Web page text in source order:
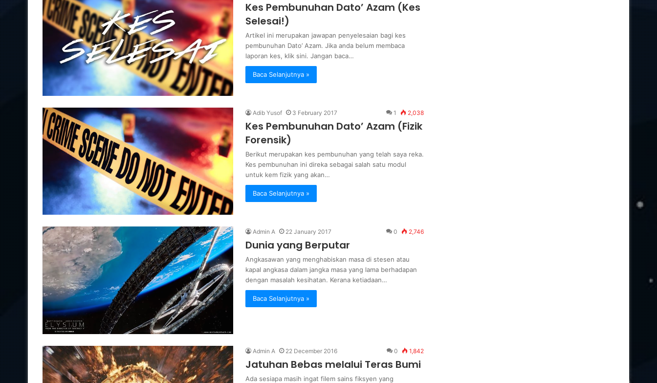
Kes Pembunuhan Dato’ Azam (Kes
Selesai!)
Artikel ini merupakan jawapan penyelesaian bagi kes
pembunuhan Dato’ Azam. Jika anda belum membaca
laporan kes, klik sini. Jangan baca…
Baca Selanjutnya »
Adib Yusof 3 February 2017 1 2,038
Kes Pembunuhan Dato’ Azam (Fizik
Forensik)
Berikut merupakan kes pembunuhan yang telah saya reka.
Kes pembunuhan ini direka sebagai salah satu modul
untuk kem fizik yang akan…
Baca Selanjutnya »
Admin A 22 January 2017 0 2,746
Dunia yang Berputar
Angkasawan yang menghabiskan masa di stesen atau
kapal angkasa dalam jangka masa yang lama berhadapan
dengan masalah kesihatan. Kerana ketiadaan…
Baca Selanjutnya »
Admin A 22 December 2016 0 1,842
Jatuhan Bebas melalui Teras Bumi
Ada sesiapa masih ingat filem sains fiksyen yang